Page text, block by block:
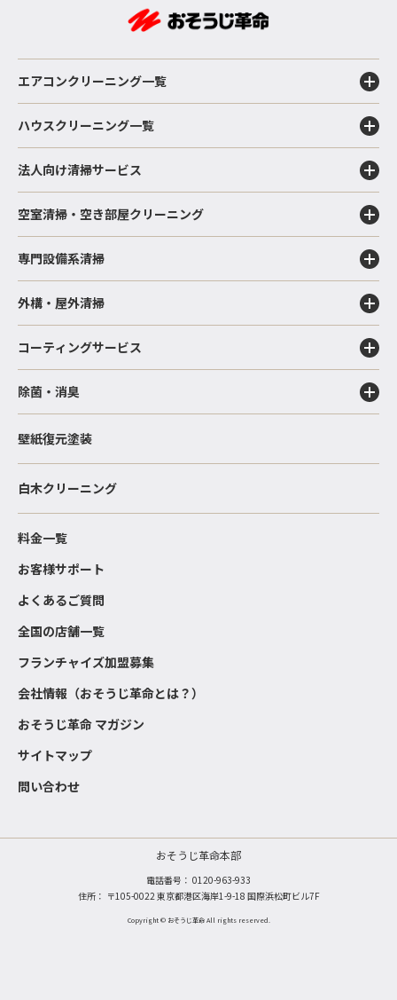
エアコンクリーニング一覧
ハウスクリーニング一覧
法人向け清掃サービス
空室清掃・空き部屋クリーニング
専門設備系清掃
外構・屋外清掃
コーティングサービス
除菌・消臭
壁紙復元塗装
白木クリーニング
料金一覧
お客様サポート
よくあるご質問
全国の店舗一覧
フランチャイズ加盟募集
会社情報（おそうじ革命とは？）
おそうじ革命 マガジン
サイトマップ
問い合わせ
おそうじ革命本部
電話番号： 0120-963-933
住所： 〒105-0022 東京都港区海岸1-9-18 国際浜松町ビル7F
Copyright © おそうじ革命 All rights reserved.